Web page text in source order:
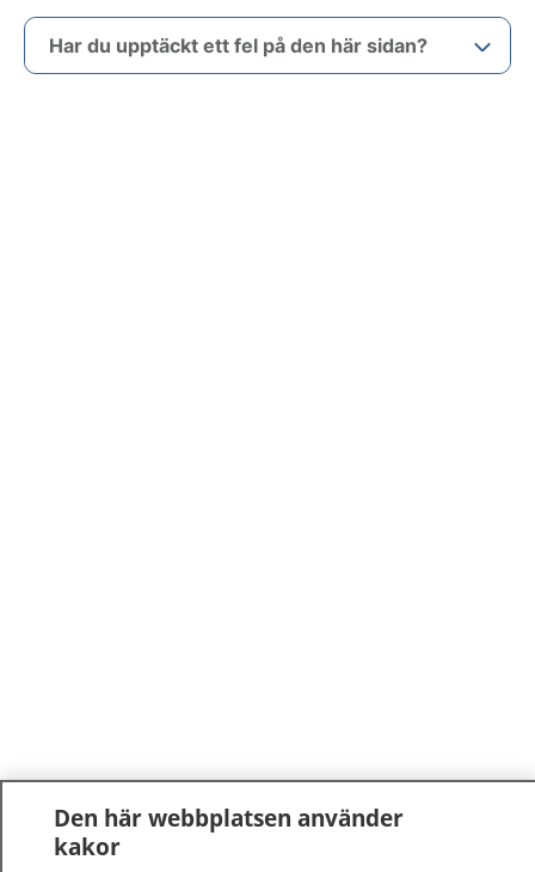
Har du upptäckt ett fel på den här sidan?
Den här webbplatsen använder
kakor